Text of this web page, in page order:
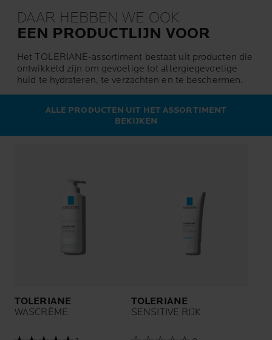
DAAR HEBBEN WE OOK
EEN PRODUCTLIJN VOOR
Het TOLERIANE-assortiment bestaat uit producten die
ontwikkeld zijn om gevoelige tot allergiegevoelige
huid te hydrateren, te verzachten en te beschermen.
ALLE PRODUCTEN UIT HET ASSORTIMENT
BEKIJKEN
TOLERIANE
WASCRÈME
TOLERIANE
SENSITIVE RIJK